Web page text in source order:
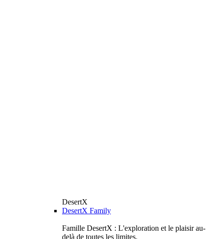
DesertX
DesertX Family
Famille DesertX : L'exploration et le plaisir au-
delà de toutes les limites.